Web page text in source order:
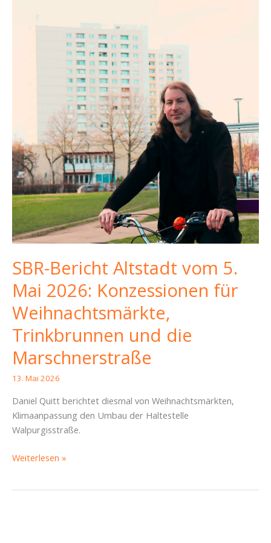
SBR-Bericht Altstadt vom 5.
Mai 2026: Konzessionen für
Weihnachtsmärkte,
Trinkbrunnen und die
Marschnerstraße
13. Mai 2026
Daniel Quitt berichtet diesmal von Weihnachtsmärkten,
Klimaanpassung den Umbau der Haltestelle
Walpurgisstraße.
SBR-
Weiterlesen »